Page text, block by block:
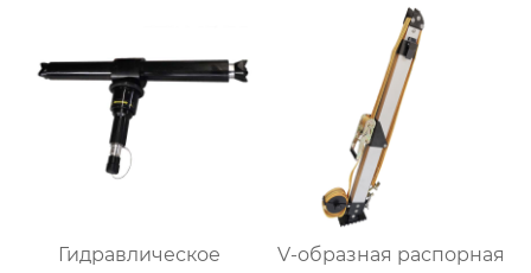
Гидравлическое
V-образная распорная